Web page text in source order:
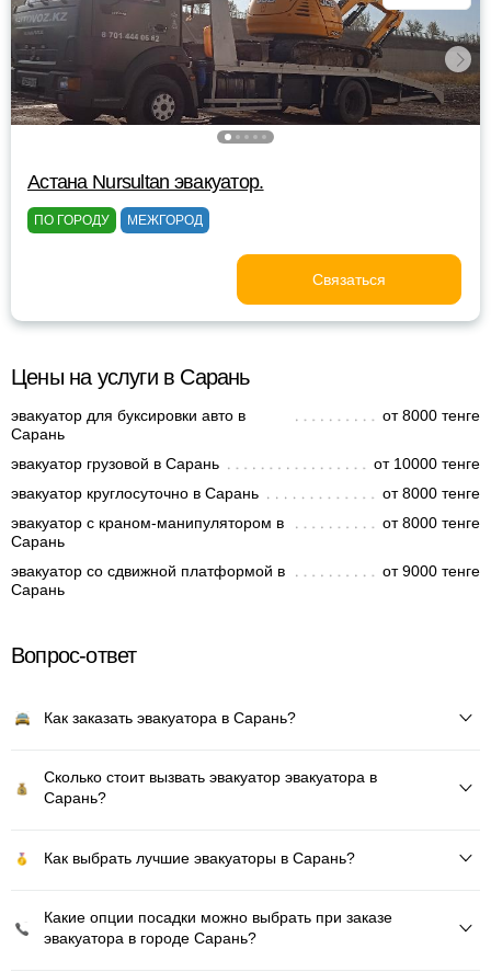
Астана Nursultan эвакуатор.
ПО ГОРОДУ МЕЖГОРОД
Связаться
Цены на услуги в Сарань
эвакуатор для буксировки авто в
Сарань
от 8000 тенге
эвакуатор грузовой в Сарань
от 10000 тенге
эвакуатор круглосуточно в Сарань
от 8000 тенге
эвакуатор с краном-манипулятором в
Сарань
от 8000 тенге
эвакуатор со сдвижной платформой в
Сарань
от 9000 тенге
Вопрос-ответ
Как заказать эвакуатора в Сарань?
Сколько стоит вызвать эвакуатор эвакуатора в
Сарань?
Как выбрать лучшие эвакуаторы в Сарань?
Какие опции посадки можно выбрать при заказе
эвакуатора в городе Сарань?